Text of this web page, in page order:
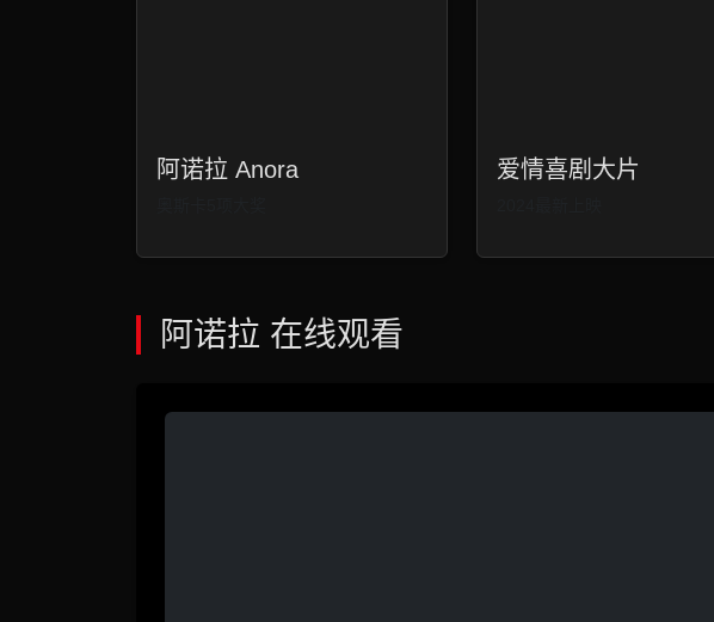
阿诺拉 Anora 爱情喜剧大片
阿诺拉 在线观看